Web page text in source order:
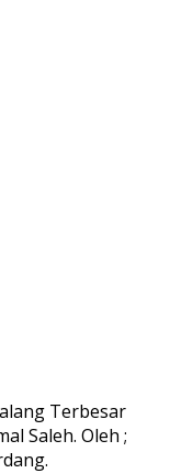
Terbesar
Saleh. Oleh ;